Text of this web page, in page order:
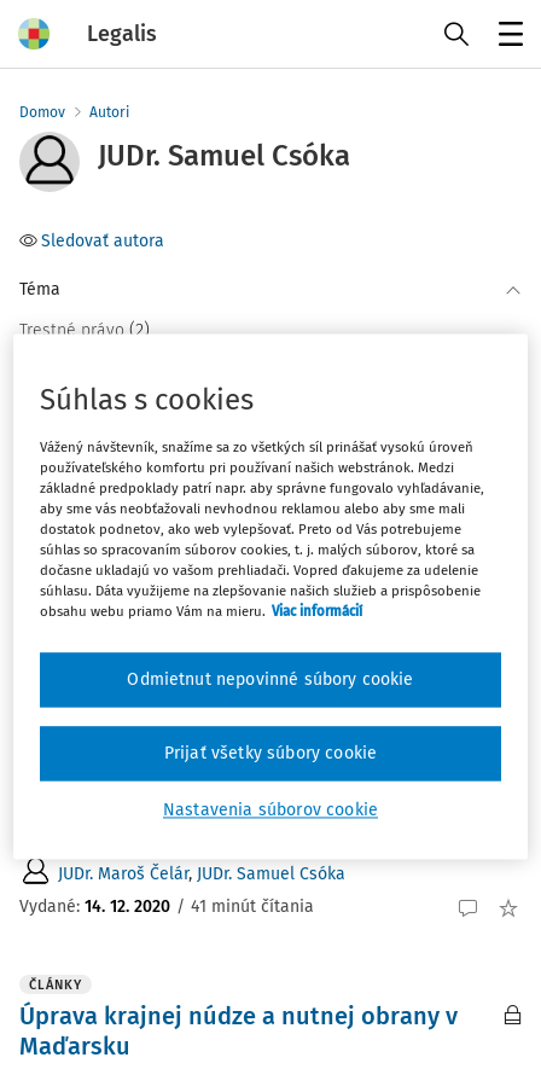
Legalis
Domov Autori
JUDr. Samuel Csóka
Sledovať autora
Téma
Trestné právo (2)
Filter
Počet vyhľadaných dokumentov:2
Zoradiť podľa
Najnovšie
Najstaršie
ČLÁNKY
Postavenie prokurátora v prípravnom
Anotácia Príspevok sa venuje téme postaveniu
prokurátora v prípravnom konaní. Aby príspevok naplnil
popisovaniu zákonnej právnej úpravy súvisiacej s témou
JUDr. Maroš Čelár, JUDr. Samuel Csóka
Vydané: 14. 12. 2020 / 41 minút čítania
ČLÁNKY
Úprava krajnej núdze a nutnej obrany v
Maďarsku
Súhlas s cookies
Vážený návštevník, snažíme sa zo všetkých síl prinášať vysokú úroveň
používateľského komfortu pri používaní našich webstránok. Medzi
základné predpoklady patrí napr. aby správne fungovalo vyhľadávanie,
aby sme vás neobťažovali nevhodnou reklamou alebo aby sme mali
dostatok podnetov, ako web vylepšovať. Preto od Vás potrebujeme
súhlas so spracovaním súborov cookies, t. j. malých súborov, ktoré sa
dočasne ukladajú vo vašom prehliadači. Vopred ďakujeme za udelenie
súhlasu. Dáta využijeme na zlepšovanie našich služieb a prispôsobenie
obsahu webu priamo Vám na mieru. Viac informácií
Nastavenia súborov cookie
Odmietnut nepovinné súbory cookie
Prijať všetky súbory cookie